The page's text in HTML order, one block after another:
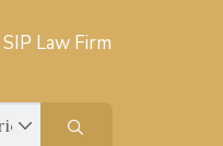
SIP Law Firm